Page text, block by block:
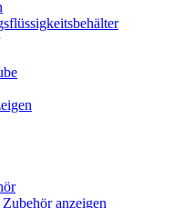
anzeigen